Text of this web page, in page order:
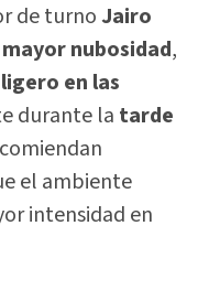
de turnoJairo
mayor nubosidad,
en las
durante la tarde
el ambiente
intensidad en